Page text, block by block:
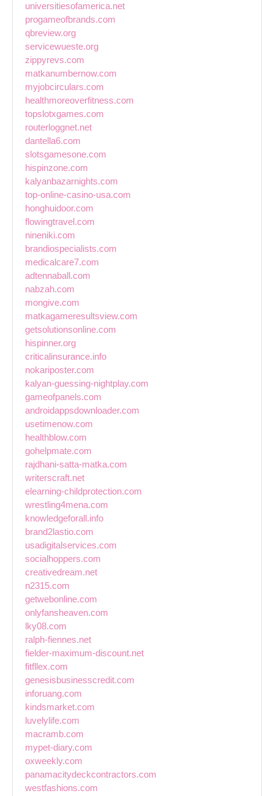
universitiesofamerica.net
progameofbrands.com
qbreview.org
servicewueste.org
zippyrevs.com
matkanumbernow.com
myjobcirculars.com
healthmoreoverfitness.com
topslotxgames.com
routerloggnet.net
dantella6.com
slotsgamesone.com
hispinzone.com
kalyanbazarnights.com
top-online-casino-usa.com
honghuidoor.com
flowingtravel.com
nineniki.com
brandiospecialists.com
medicalcare7.com
adtennaball.com
nabzah.com
mongive.com
matkagameresultsview.com
getsolutionsonline.com
hispinner.org
criticalinsurance.info
nokariposter.com
kalyan-guessing-nightplay.com
gameofpanels.com
androidappsdownloader.com
usetimenow.com
healthblow.com
gohelpmate.com
rajdhani-satta-matka.com
writerscraft.net
elearning-childprotection.com
wrestling4mena.com
knowledgeforall.info
brand2lastio.com
usadigitalservices.com
socialhoppers.com
creativedream.net
n2315.com
getwebonline.com
onlyfansheaven.com
lky08.com
ralph-fiennes.net
fielder-maximum-discount.net
fitfllex.com
genesisbusinesscredit.com
inforuang.com
kindsmarket.com
luvelylife.com
macramb.com
mypet-diary.com
oxweekly.com
panamacitydeckcontractors.com
westfashions.com